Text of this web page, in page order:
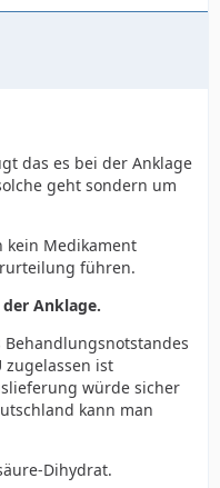
das es bei der Anklage
geht sondern um
kein Medikament
führen.
Anklage.
zugelassen ist
würde sicher
kann man
Dihydrat.